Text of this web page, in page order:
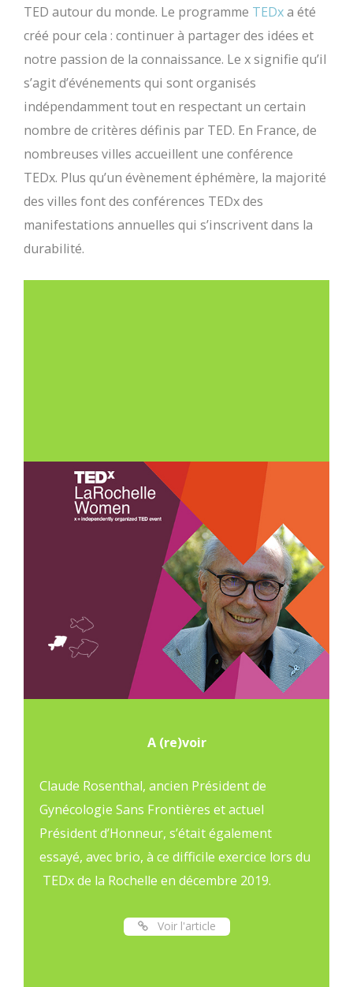
TED autour du monde. Le programme TEDxa été
créé pour cela : continuer à partager des idées et
notre passion de la connaissance. Le x signifie qu’il
s’agit d’événements qui sont organisés
indépendamment tout en respectant un certain
nombre de critères définis par TED. En France, de
nombreuses villes accueillent une conférence
TEDx. Plus qu’un évènement éphémère, la majorité
des villes font des conférences TEDx des
manifestations annuelles qui s’inscrivent dans la
durabilité.
A (re)voir
Claude Rosenthal, ancien Président de
Gynécologie Sans Frontières et actuel
Président d’Honneur, s’était également
essayé, avec brio, à ce difficile exercice lors du
TEDx de la Rochelle en décembre 2019.
Voir l'article